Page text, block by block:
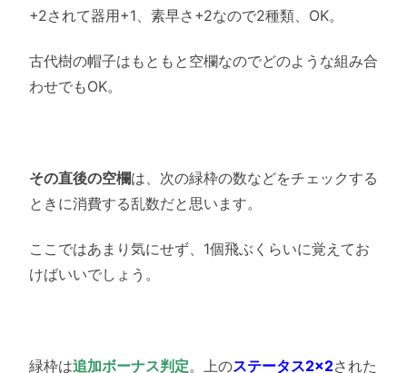
+2されて器用+1、素早さ+2なので2種類、OK。
古代樹の帽子はもともと空欄なのでどのような組み合
わせでもOK。
その直後の空欄は、次の緑枠の数などをチェックする
ときに消費する乱数だと思います。
ここではあまり気にせず、1個飛ぶくらいに覚えてお
けばいいでしょう。
緑枠は追加ボーナス判定。上のステータス2×2された